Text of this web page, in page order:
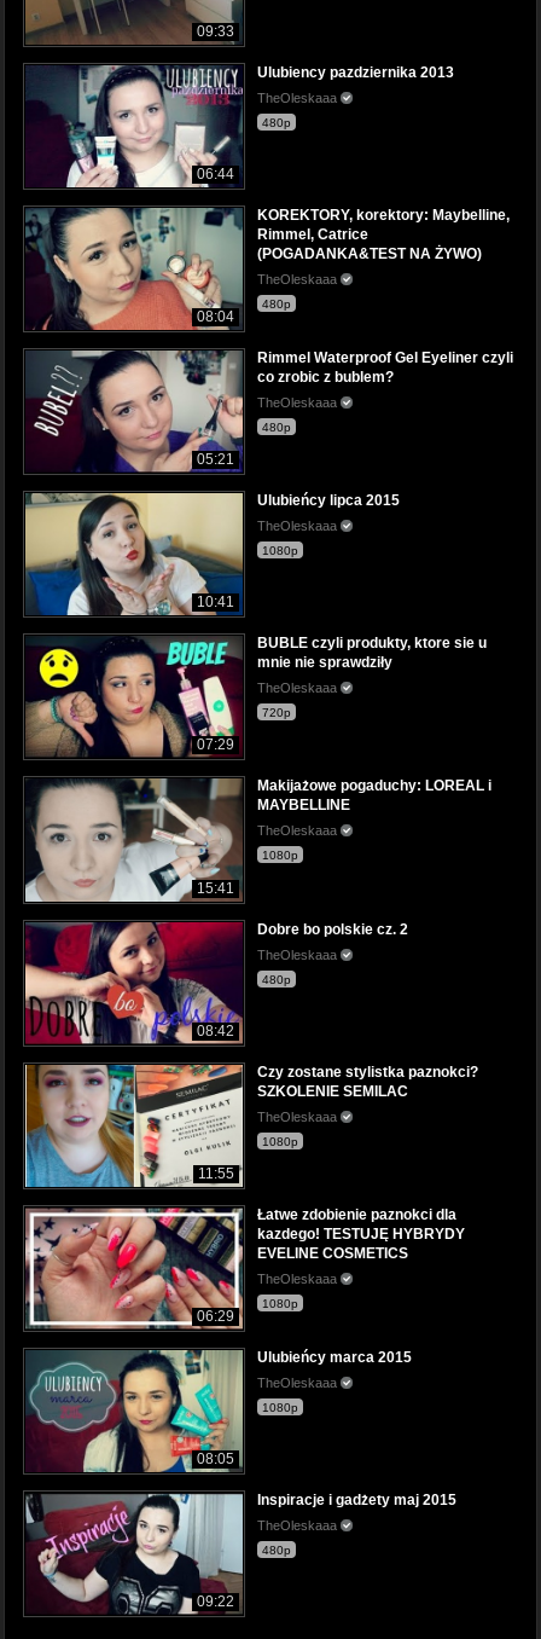
09:33
06:44
Ulubiency pazdziernika 2013
TheOleskaaa
480p
08:04
KOREKTORY, korektory: Maybelline,
Rimmel, Catrice
(POGADANKA&TEST NA ŻYWO)
TheOleskaaa
480p
05:21
Rimmel Waterproof Gel Eyeliner czyli
co zrobic z bublem?
TheOleskaaa
480p
10:41
Ulubieńcy lipca 2015
TheOleskaaa
1080p
07:29
BUBLE czyli produkty, ktore sie u
mnie nie sprawdziły
TheOleskaaa
720p
15:41
Makijażowe pogaduchy: LOREAL i
MAYBELLINE
TheOleskaaa
1080p
08:42
Dobre bo polskie cz. 2
TheOleskaaa
480p
11:55
Czy zostane stylistka paznokci?
SZKOLENIE SEMILAC
TheOleskaaa
1080p
06:29
Łatwe zdobienie paznokci dla
kazdego! TESTUJĘ HYBRYDY
EVELINE COSMETICS
TheOleskaaa
1080p
08:05
Ulubieńcy marca 2015
TheOleskaaa
1080p
09:22
Inspiracje i gadżety maj 2015
TheOleskaaa
480p